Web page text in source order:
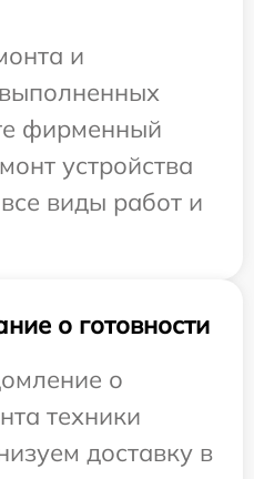
и
фирменный
устройства
виды работ и
о готовности
о
техники
доставку в